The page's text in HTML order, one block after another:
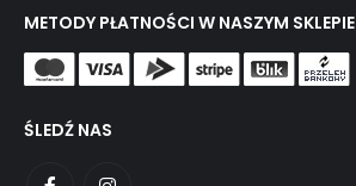
METODY PŁATNOŚCI W NASZYM SKLEPIE
ŚLEDŹ NAS